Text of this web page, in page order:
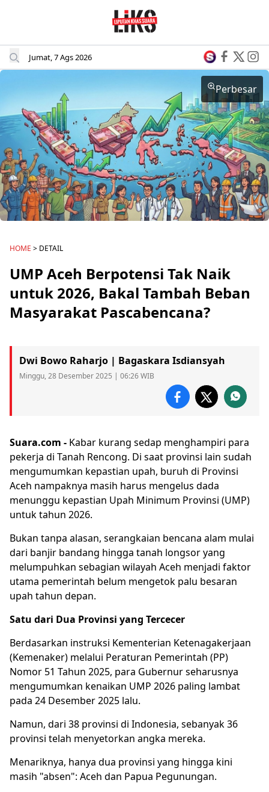
Jumat, 7 Ags 2026
Perbesar
HOME > DETAIL
UMP Aceh Berpotensi Tak Naik
untuk 2026, Bakal Tambah Beban
Masyarakat Pascabencana?
Dwi Bowo Raharjo | Bagaskara Isdiansyah
Minggu, 28 Desember 2025 | 06:26 WIB
Suara.com - Kabar kurang sedap menghampiri para
pekerja di Tanah Rencong. Di saat provinsi lain sudah
mengumumkan kepastian upah, buruh di Provinsi
Aceh nampaknya masih harus mengelus dada
menunggu kepastian Upah Minimum Provinsi (UMP)
untuk tahun 2026.
Bukan tanpa alasan, serangkaian bencana alam mulai
dari banjir bandang hingga tanah longsor yang
melumpuhkan sebagian wilayah Aceh menjadi faktor
utama pemerintah belum mengetok palu besaran
upah tahun depan.
Satu dari Dua Provinsi yang Tercecer
Berdasarkan instruksi Kementerian Ketenagakerjaan
(Kemenaker) melalui Peraturan Pemerintah (PP)
Nomor 51 Tahun 2025, para Gubernur seharusnya
mengumumkan kenaikan UMP 2026 paling lambat
pada 24 Desember 2025 lalu.
Namun, dari 38 provinsi di Indonesia, sebanyak 36
provinsi telah menyetorkan angka mereka.
Menariknya, hanya dua provinsi yang hingga kini
masih "absen": Aceh dan Papua Pegunungan.